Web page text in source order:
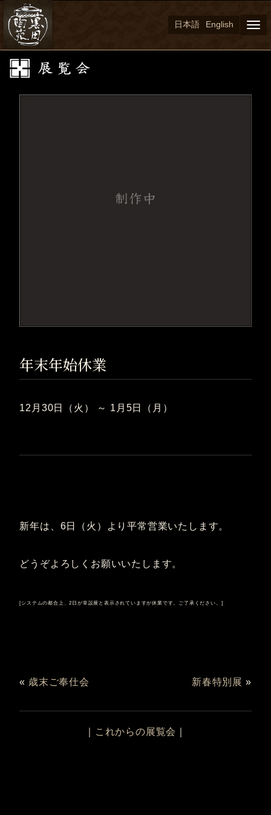
日本語 English
年末年始休業
12月30日（火） ～ 1月5日（月）
新年は、6日（火）より平常営業いたします。
どうぞよろしくお願いいたします。
[システムの都合上、2日が常設展と表示されていますが休業です。ご了承ください。]
« 歳末ご奉仕会 新春特別展 »
これからの展覧会